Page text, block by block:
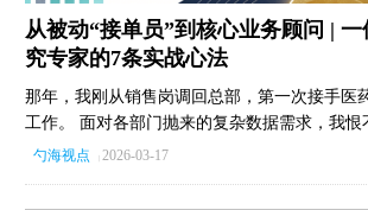
从被动“接单员”到核心业务顾问 |
究专家的7条实战心法
那年，我刚从销售岗调回总部，第一次接手医
工作。 面对各部门抛来的复杂数据需求，我恨
表里证明自己的价值。 但我的经理按住了我。
勺海视点 2026-03-17